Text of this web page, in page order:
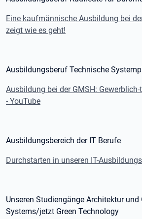
Eine kaufmännische Ausbildung bei
zeigt wie es geht!
Ausbildungsberuf Technische
Ausbildung bei der GMSH:
- YouTube
Ausbildungsbereich der IT Berufe
Durchstarten in unseren IT-
Unseren Studiengänge Architektur und
Systems/jetzt Green Technology